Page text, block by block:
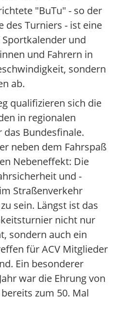
"BuTu" - so der
des Turniers - ist eine
und
und Fahrern in
sondern
ab.
qualifizieren sich die
in regionalen
Bundesfinale.
neben dem Fahrspaß
Nebeneffekt: Die
und -
Straßenverkehr
sein. Längst ist das
nicht nur
sondern auch ein
für ACV Mitglieder
Ein besonderer
war die Ehrung von
zum 50. Mal